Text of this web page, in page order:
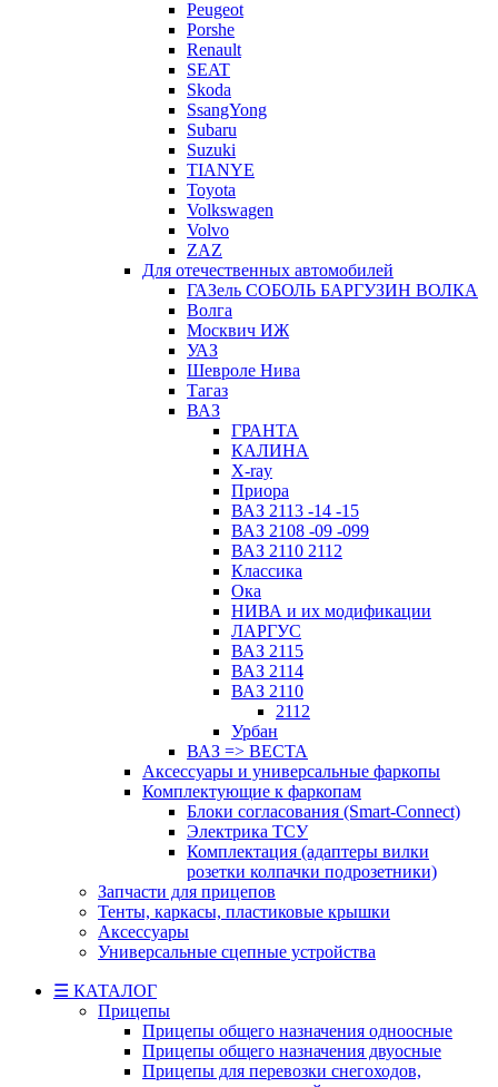
Peugeot
Porshe
Renault
SEAT
Skoda
SsangYong
Subaru
Suzuki
TIANYE
Toyota
Volkswagen
Volvo
ZAZ
Для отечественных автомобилей
ГАЗель СОБОЛЬ БАРГУЗИН ВОЛКА
Волга
Москвич ИЖ
УАЗ
Шевроле Нива
Тагаз
ВАЗ
ГРАНТА
КАЛИНА
X-ray
Приора
ВАЗ 2113 -14 -15
ВАЗ 2108 -09 -099
ВАЗ 2110 2112
Классика
Ока
НИВА и их модификации
ЛАРГУС
ВАЗ 2115
ВАЗ 2114
ВАЗ 2110
2112
Урбан
ВАЗ => ВЕСТА
Аксессуары и универсальные фаркопы
Комплектующие к фаркопам
Блоки согласования (Smart-Connect)
Электрика ТСУ
Комплектация (адаптеры вилки
розетки колпачки подрозетники)
Запчасти для прицепов
Тенты, каркасы, пластиковые крышки
Аксессуары
Универсальные сцепные устройства
☰ КАТАЛОГ
Прицепы
Прицепы общего назначения одноосные
Прицепы общего назначения двуосные
Прицепы для перевозки снегоходов,